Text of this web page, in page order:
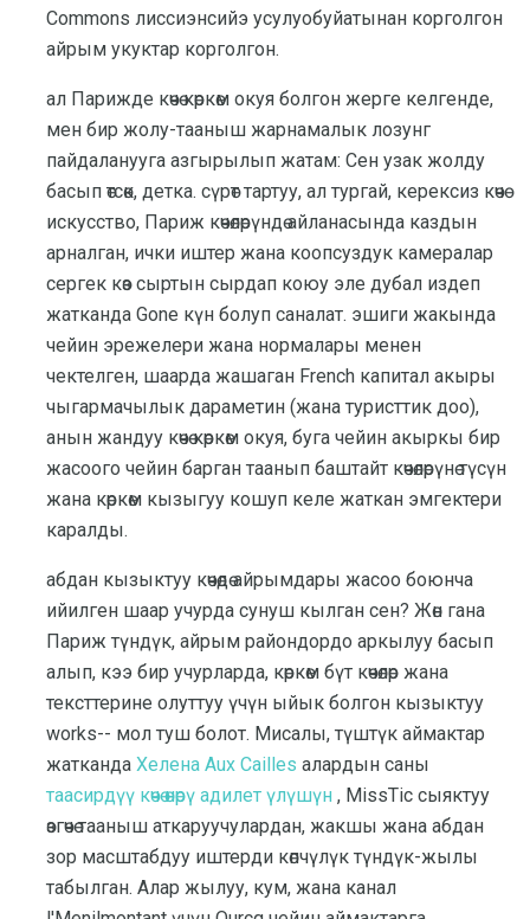
Commons лиссиэнсийэ усулуобуйатынан корголгон
айрым укуктар корголгон.
ал Парижде көчө көркөм окуя болгон жерге келгенде,
мен бир жолу-тааныш жарнамалык лозунг
пайдаланууга азгырылып жатам: Сен узак жолду
басып өтсөк, детка. сүрөт тартуу, ал тургай, керексиз көчө
искусство, Париж көчөлөрүндө айланасында каздын
арналган, ички иштер жана коопсуздук камералар
сергек көз сыртын сырдап коюу эле дубал издеп
жатканда Gone күн болуп саналат. эшиги жакында
чейин эрежелери жана нормалары менен
чектелген, шаарда жашаган French капитал акыры
чыгармачылык дараметин (жана туристтик доо),
анын жандуу көчө көркөм окуя, буга чейин акыркы бир
жасоого чейин барган таанып баштайт көчөлөрүнө түсүн
жана көркөм кызыгуу кошуп келе жаткан эмгектери
каралды.
абдан кызыктуу көчөдө айрымдары жасоо боюнча
ийилген шаар учурда сунуш кылган сен? Жөн гана
Париж түндүк, айрым райондордо аркылуу басып
алып, кээ бир учурларда, көркөм бүт көчөлөр жана
тексттерине олуттуу үчүн ыйык болгон кызыктуу
works-- мол туш болот. Мисалы, түштүк аймактар
жатканда Хелена Aux Cailles алардын саны
таасирдүү көчө өнөрү адилет үлүшүн , MissTic сыяктуу
өзгөчө тааныш аткаруучулардан, жакшы жана абдан
зор масштабдуу иштерди көпчүлүк түндүк-жылы
табылган. Алар жылуу, кум, жана канал